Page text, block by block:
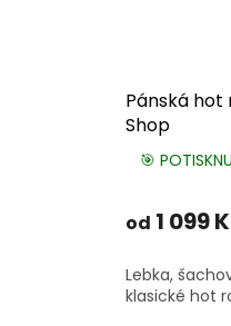
Pánská hot
Shop
🎯
od 1 099
Lebka,
klasické hot